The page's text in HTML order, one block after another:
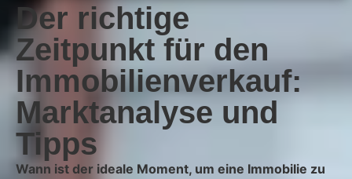
Der richtige
Zeitpunkt für den
Immobilienverkauf:
Marktanalyse und
Tipps
Wann ist der ideale Moment, um eine Immobilie zu